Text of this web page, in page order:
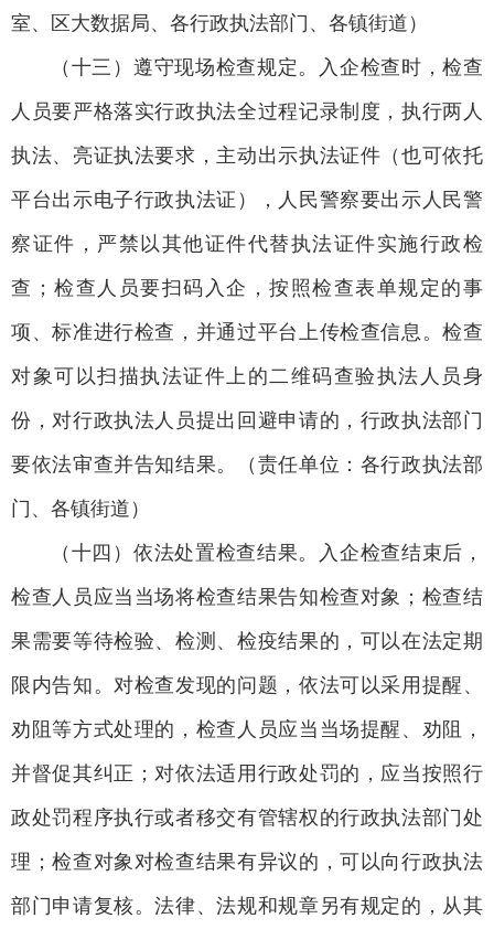
室、区大数据局、各行政执法部门、各镇街道）
（十三）遵守现场检查规定。入企检查时，检查
人员要严格落实行政执法全过程记录制度，执行两人
执法、亮证执法要求，主动出示执法证件（也可依托
平台出示电子行政执法证），人民警察要出示人民警
察证件，严禁以其他证件代替执法证件实施行政检
查；检查人员要扫码入企，按照检查表单规定的事
项、标准进行检查，并通过平台上传检查信息。检查
对象可以扫描执法证件上的二维码查验执法人员身
份，对行政执法人员提出回避申请的，行政执法部门
要依法审查并告知结果。（责任单位：各行政执法部
门、各镇街道）
（十四）依法处置检查结果。入企检查结束后，
检查人员应当当场将检查结果告知检查对象；检查结
果需要等待检验、检测、检疫结果的，可以在法定期
限内告知。对检查发现的问题，依法可以采用提醒、
劝阻等方式处理的，检查人员应当当场提醒、劝阻，
并督促其纠正；对依法适用行政处罚的，应当按照行
政处罚程序执行或者移交有管辖权的行政执法部门处
理；检查对象对检查结果有异议的，可以向行政执法
部门申请复核。法律、法规和规章另有规定的，从其